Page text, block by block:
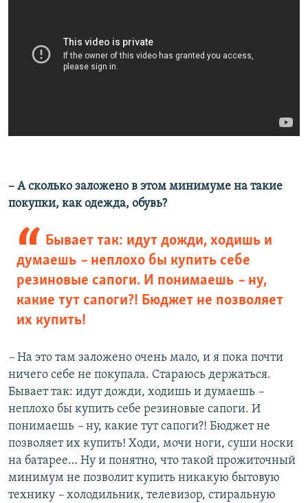
– А сколько заложено в этом минимуме на такие
покупки, как одежда, обувь?
Бывает так: идут дожди, ходишь и
думаешь ​ – неплохо бы купить себе
резиновые сапоги. И понимаешь ​ – ну,
какие тут сапоги?! Бюджет не позволяет
их купить!
– На это там заложено очень мало, и я пока почти
ничего себе не покупала. Стараюсь держаться.
Бывает так: идут дожди, ходишь и думаешь –
неплохо бы купить себе резиновые сапоги. И
понимаешь – ну, какие тут сапоги?! Бюджет не
позволяет их купить! Ходи, мочи ноги, суши носки
на батарее… Ну и понятно, что такой прожиточный
минимум не позволит купить никакую бытовую
технику – холодильник, телевизор, стиральную